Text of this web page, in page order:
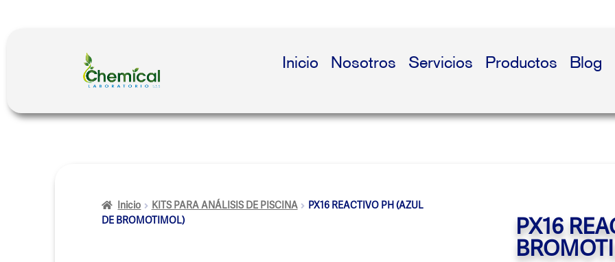
Inicio Nosotros Servicios Productos Blog
Inicio KITS PARA ANÁLISIS DE PISCINA
PX16 REACTIVO PH (AZUL
DE BROMOTIMOL)
PX16